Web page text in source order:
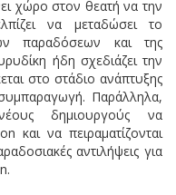
χώρο στον θεατή να την
να μεταδώσει το
παραδόσεων και της
ήδη σχεδιάζει την
στο στάδιο ανάπτυξης
Παράλληλα,
δημιουργούς να
και να πειραματίζονται
αντιλήψεις για